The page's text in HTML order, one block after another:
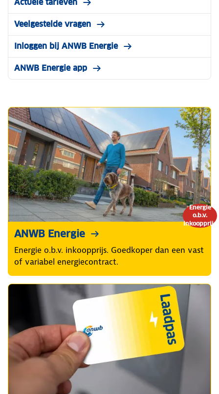
ANWB Energie
Waarom ANWB energie levert
Voordelen van ANWB Energie
Actuele tarieven
Veelgestelde vragen
Inloggen bij ANWB Energie
ANWB Energie app
inkoopprijs
ANWB Energie
Energie o.b.v. inkoopprijs. Goedkoper dan een vast
of variabel energiecontract.